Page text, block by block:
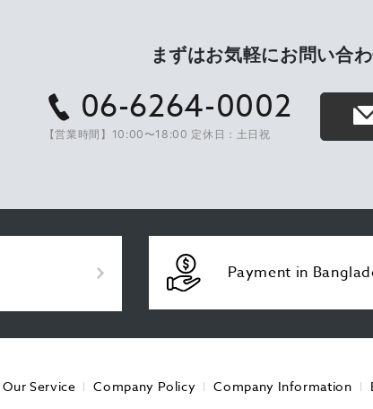
まずはお気軽にお問い合
06-6264-0002
【営業時間】10:00〜18:00 定休日：土日祝
Payment in
Our Service Company Policy Company Information